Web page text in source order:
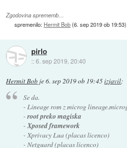
Zgodovina sprememb…
spremenilo: Hermit Bob(6. sep 2019 ob 19:53)
pirlo
::6. sep 2019, 20:40
Hermit Bob je6. sep 2019 ob 19:45izjavil:
Se da.
- Lineage rom z microg
-root preko magiska
- Xposed framework
- Xprivacy Lua (placas licenco)
- Netguard (placas licenco)